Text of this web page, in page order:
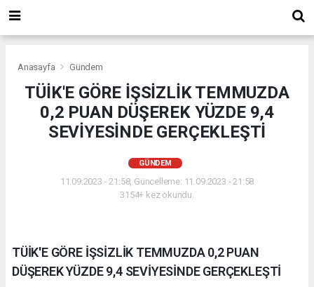
Anasayfa Gündem
TÜİK'E GÖRE İŞSİZLİK TEMMUZDA
0,2 PUAN DÜŞEREK YÜZDE 9,4
SEVİYESİNDE GERÇEKLEŞTİ
GÜNDEM
11.09.2023 - 21:58, Güncelleme: 11.09.2023 - 21:58
3154+ kez okundu.
TÜİK'E GÖRE İŞSİZLİK TEMMUZDA 0,2 PUAN
DÜŞEREK YÜZDE 9,4 SEVİYESİNDE GERÇEKLEŞTİ